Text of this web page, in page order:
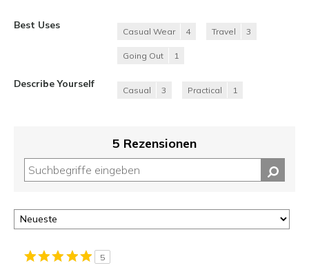
Best Uses
Casual Wear 4 Travel 3
Going Out 1
Describe Yourself
Casual 3 Practical 1
5 Rezensionen
5